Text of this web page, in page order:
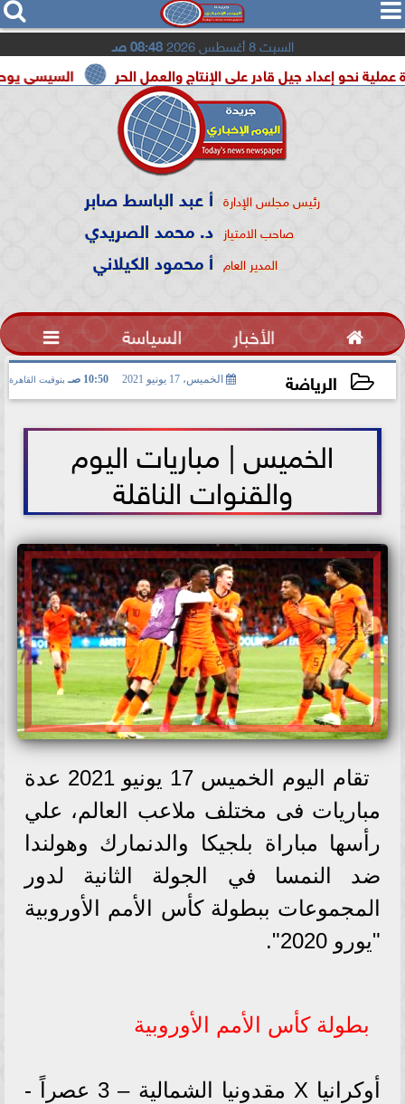
  
السبت 8 أغسطس 2026 08:48 صـ
السيسي يوحد السودان جيل قادر على الإنتاج والعمل الحر
رئيس مجلس الإدارة أ عبد الباسط صابر
صاحب الامتياز د. محمد الصريدي
المدير العام أ محمود الكيلاني
 الأخبار السياسة 
الرياضة الخميس، 17 يونيو 2021 10:50 صـ بتوقيت القاهرة
الخميس | مباريات اليوم
والقنوات الناقلة
تقام اليوم الخميس 17 يونيو 2021 عدة
مباريات فى مختلف ملاعب العالم، علي
رأسها مباراة بلجيكا والدنمارك وهولندا
ضد النمسا في الجولة الثانية لدور
المجموعات ببطولة كأس الأمم الأوروبية
"يورو 2020".
بطولة كأس الأمم الأوروبية
أوكرانيا X مقدونيا الشمالية – 3 عصراً -